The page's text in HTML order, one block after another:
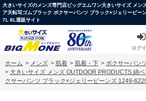
大きいサイズのメンズ専門店ビッグエムワン大きいサイズ メン
ア天転写ゴムブラック ボクサーパンツ ブラック×ジェリービ
7L 8L通販サイト
ログ
ホーム > メンズ > 肌着 > 肌着・下 > ボクサーパン
> 大きいサイズ メンズ OUTDOOR PRODUCTS 綿
クサーパンツ ブラック×ジェリービーンズ 1249-